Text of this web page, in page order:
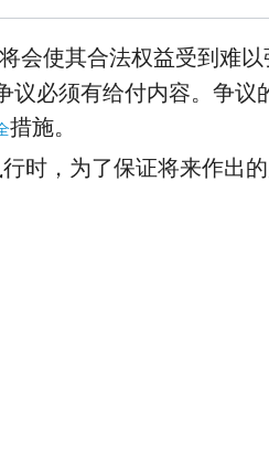
会使其合法权益受到难
必须有给付内容。争议
措施。
时，为了保证将来作出